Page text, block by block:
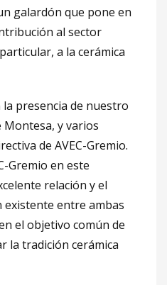
galardón que pone en
al sector
a la cerámica
presencia de nuestro
Montesa, y varios
de AVEC-Gremio.
Gremio en este
relación y el
entre ambas
el objetivo común de
la tradición cerámica